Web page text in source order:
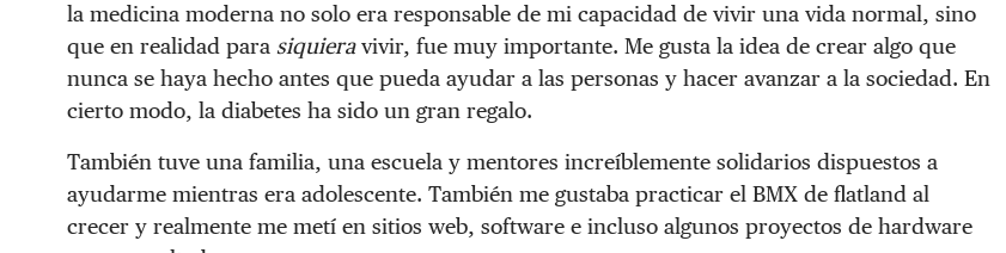
la medicina moderna no solo era responsable de mi capacidad de vivir una vida normal, sino
que en realidad para siquieravivir, fue muy importante. Me gusta la idea de crear algo que
nunca se haya hecho antes que pueda ayudar a las personas y hacer avanzar a la sociedad. En
cierto modo, la diabetes ha sido un gran regalo.
También tuve una familia, una escuela y mentores increíblemente solidarios dispuestos a
ayudarme mientras era adolescente. También me gustaba practicar el BMX de flatland al
crecer y realmente me metí en sitios web, software e incluso algunos proyectos de hardware